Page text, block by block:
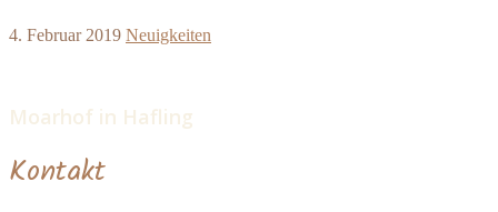
4. Februar 2019 Neuigkeiten
Moarhof in Hafling
Kontakt